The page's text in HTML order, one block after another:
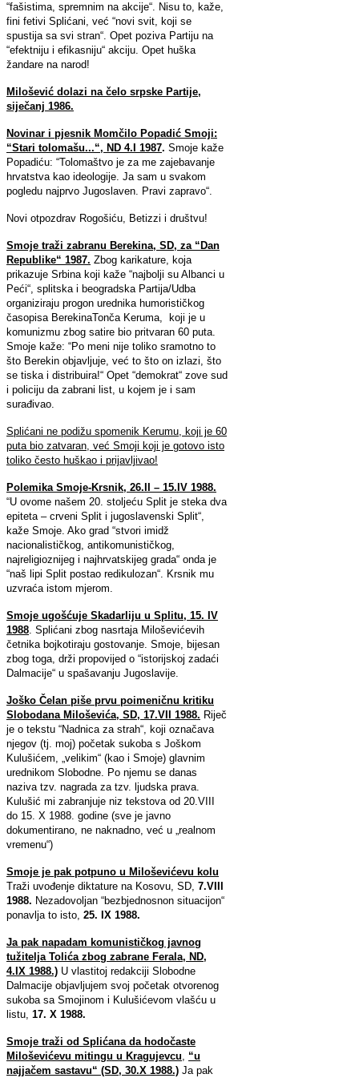
“fašistima, spremnim na akcije“. Nisu to, kaže,
fini fetivi Splićani, već “novi svit, koji se
spustija sa svi stran“. Opet poziva Partiju na
“efektniju i efikasniju“ akciju. Opet huška
žandare na narod!
Milošević dolazi na čelo srpske Partije,
siječanj 1986.
Novinar i pjesnik Momčilo Popadić Smoji:
“Stari tolomašu...“, ND 4.I 1987. Smoje kaže
Popadiću: “Tolomaštvo je za me zajebavanje
hrvatstva kao ideologije. Ja sam u svakom
pogledu najprvo Jugoslaven. Pravi zapravo“.
Novi otpozdrav Rogošiću, Betizzi i društvu!
Smoje traži zabranu Berekina, SD, za “Dan
Republike“ 1987. Zbog karikature, koja
prikazuje Srbina koji kaže “najbolji su Albanci u
Peći“, splitska i beogradska Partija/Udba
organiziraju progon urednika humorističkog
časopisa BerekinaTonča Keruma, koji je u
komunizmu zbog satire bio pritvaran 60 puta.
Smoje kaže: “Po meni nije toliko sramotno to
što Berekin objavljuje, već to što on izlazi, što
se tiska i distribuira!“ Opet “demokrat“ zove sud
i policiju da zabrani list, u kojem je i sam
surađivao.
Splićani ne podižu spomenik Kerumu, koji je 60
puta bio zatvaran, već Smoji koji je gotovo isto
toliko često huškao i prijavljivao!
Polemika Smoje-Krsnik, 26.II – 15.IV 1988.
“U ovome našem 20. stoljeću Split je steka dva
epiteta – crveni Split i jugoslavenski Split“,
kaže Smoje. Ako grad “stvori imidž
nacionalističkog, antikomunističkog,
najreligioznijeg i najhrvatskijeg grada“ onda je
“naš lipi Split postao redikulozan“. Krsnik mu
uzvraća istom mjerom.
Smoje ugošćuje Skadarliju u Splitu, 15. IV
1988. Splićani zbog nasrtaja Miloševićevih
četnika bojkotiraju gostovanje. Smoje, bijesan
zbog toga, drži propovijed o “istorijskoj zadaći
Dalmacije“ u spašavanju Jugoslavije.
Joško Čelan piše prvu poimeničnu kritiku
Slobodana Miloševića, SD, 17.VII 1988. Riječ
je o tekstu “Nadnica za strah“, koji označava
njegov (tj. moj) početak sukoba s Joškom
Kulušićem, „velikim“ (kao i Smoje) glavnim
urednikom Slobodne. Po njemu se danas
naziva tzv. nagrada za tzv. ljudska prava.
Kulušić mi zabranjuje niz tekstova od 20.VIII
do 15. X 1988. godine (sve je javno
dokumentirano, ne naknadno, već u „realnom
vremenu“)
Smoje je pak potpuno u Miloševićevu kolu
Traži uvođenje diktature na Kosovu, SD, 7.VIII
1988. Nezadovoljan “bezbjednosnon situacijon“
ponavlja to isto, 25. IX 1988.
Ja pak napadam komunističkog javnog
tužitelja Tolića zbog zabrane Ferala, ND,
4.IX 1988.) U vlastitoj redakciji Slobodne
Dalmacije objavljujem svoj početak otvorenog
sukoba sa Smojinom i Kulušićevom vlašću u
listu, 17. X 1988.
Smoje traži od Splićana da hodočaste
Miloševićevu mitingu u Kragujevcu, “u
najjačem sastavu“ (SD, 30.X 1988.) Ja pak